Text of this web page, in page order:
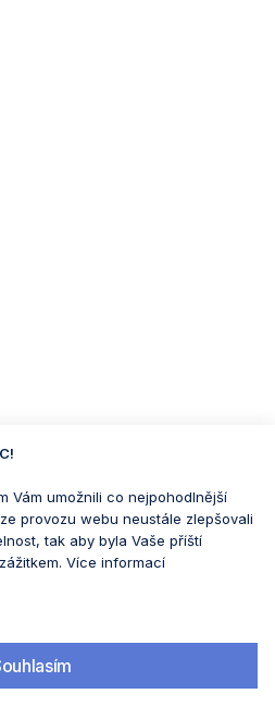
Vám umožnili co nejpohodlnější
provozu webu neustále zlepšovali
tak aby byla Vaše příští
Více informací